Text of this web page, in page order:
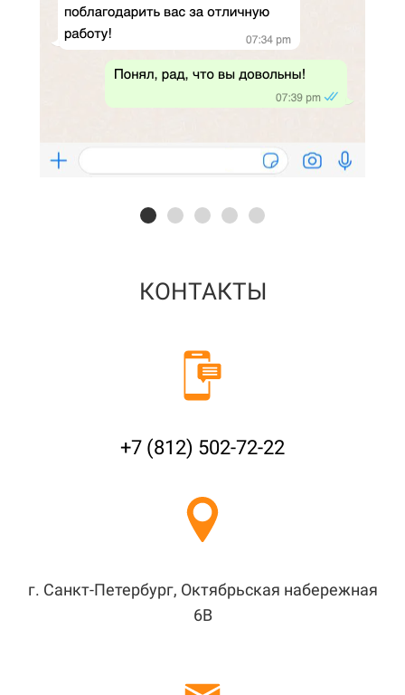
КОНТАКТЫ
+7 (812) 502-72-22
г. Санкт-Петербург, Октябрьская набережная
6В